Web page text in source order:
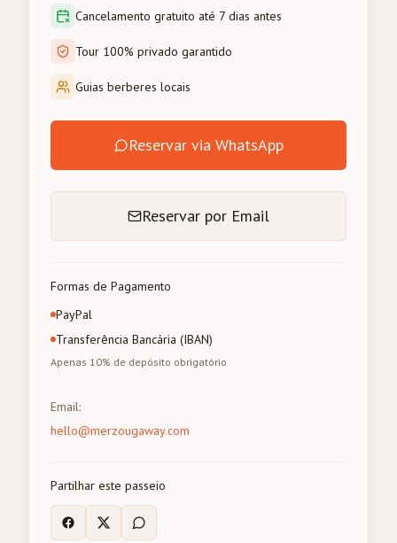
Cancelamento gratuito até 7 dias antes
Tour 100% privado garantido
Guias berberes locais
Reservar via WhatsApp
Reservar por Email
Formas de Pagamento
PayPal
Transferência Bancária (IBAN)
Apenas 10% de depósito obrigatório
Email:
hello@merzougaway.com
Partilhar este passeio